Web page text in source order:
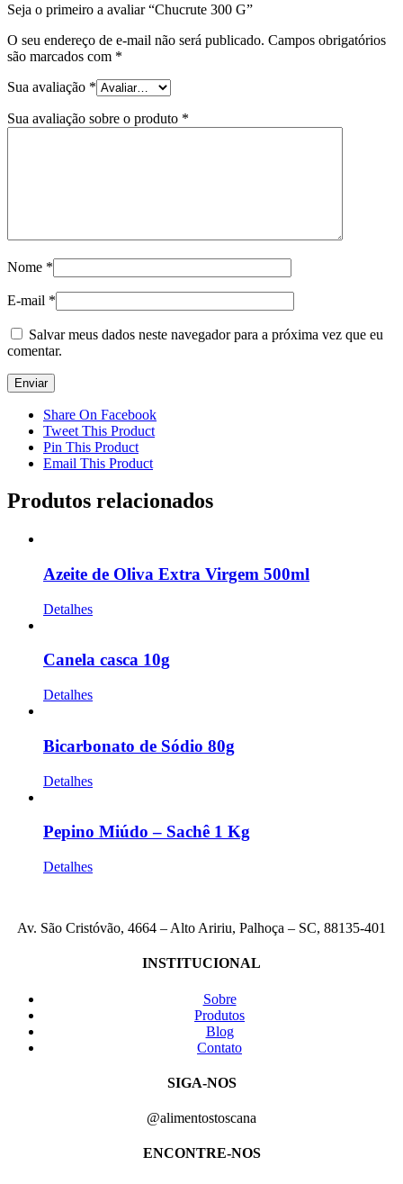
Seja o primeiro a avaliar “Chucrute 300 G”
O seu endereço de e-mail não será publicado. Campos obrigatórios
são marcados com *
Sua avaliação *
Sua avaliação sobre o produto *
Nome *
E-mail *
Salvar meus dados neste navegador para a próxima vez que eu
comentar.
Share On Facebook
Tweet This Product
Pin This Product
Email This Product
Produtos relacionados
Azeite de Oliva Extra Virgem 500ml
Detalhes
Canela casca 10g
Detalhes
Bicarbonato de Sódio 80g
Detalhes
Pepino Miúdo – Sachê 1 Kg
Detalhes
Av. São Cristóvão, 4664 – Alto Aririu, Palhoça – SC, 88135-401
INSTITUCIONAL
Sobre
Produtos
Blog
Contato
SIGA-NOS
@alimentostoscana
ENCONTRE-NOS